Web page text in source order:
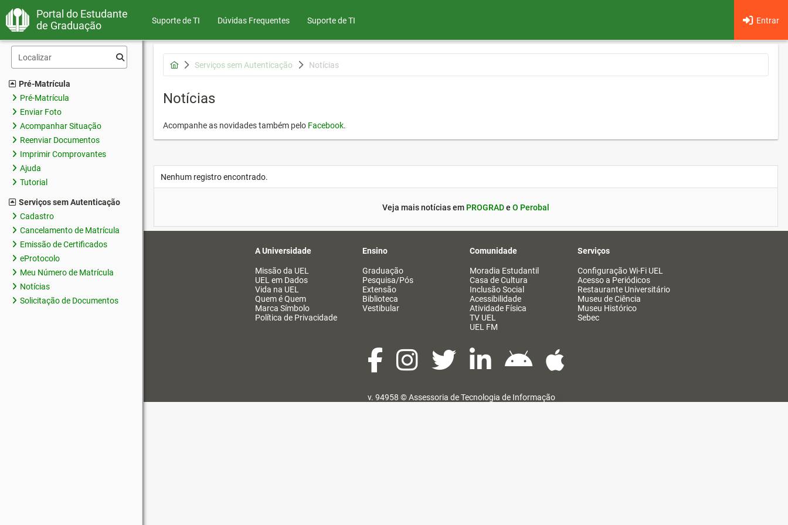
Portal do Estudante
de Graduação
Suporte de TI Dúvidas Frequentes Entrar
Suporte de TI
Pré-Matrícula
Pré-Matrícula
Enviar Foto
Acompanhar Situação
Reenviar Documentos
Imprimir Comprovantes
Ajuda
Tutorial
Serviços sem Autenticação
Cadastro
Cancelamento de Matrícula
Emissão de Certificados
eProtocolo
Meu Número de Matrícula
Notícias
Solicitação de Documentos
Serviços sem Autenticação Notícias
Notícias
Acompanhe as novidades também pelo Facebook.
Nenhum registro encontrado.
Veja mais notícias em PROGRADe O Perobal
A Universidade
Missão da UEL
UEL em Dados
Vida na UEL
Quem é Quem
Marca Símbolo
Política de Privacidade
Ensino
Graduação
Pesquisa/Pós
Extensão
Biblioteca
Vestibular
Comunidade
Moradia Estudantil
Casa de Cultura
Inclusão Social
Acessibilidade
Atividade Física
TV UEL
UEL FM
Serviços
Configuração Wi-Fi UEL
Acesso a Periódicos
Restaurante Universitário
Museu de Ciência
Museu Histórico
Sebec
v. 94958 ©Assessoria de Tecnologia de Informação